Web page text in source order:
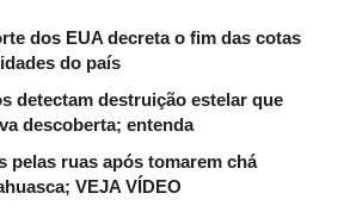
dos EUA decreta o fim das cotas
do país
detectam destruição estelar que
descoberta; entenda
pelas ruas após tomarem chá
VEJA VÍDEO